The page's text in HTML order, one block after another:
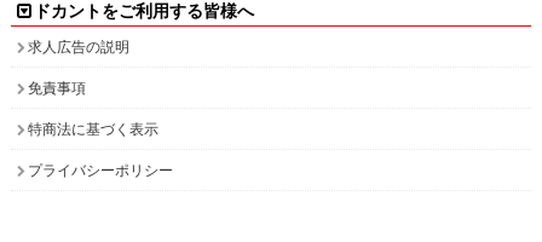
ドカントをご利用する皆様へ
求人広告の説明
免責事項
特商法に基づく表示
プライバシーポリシー